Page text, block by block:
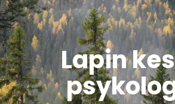
Lapin